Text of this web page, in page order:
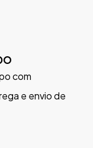
com
e envio de